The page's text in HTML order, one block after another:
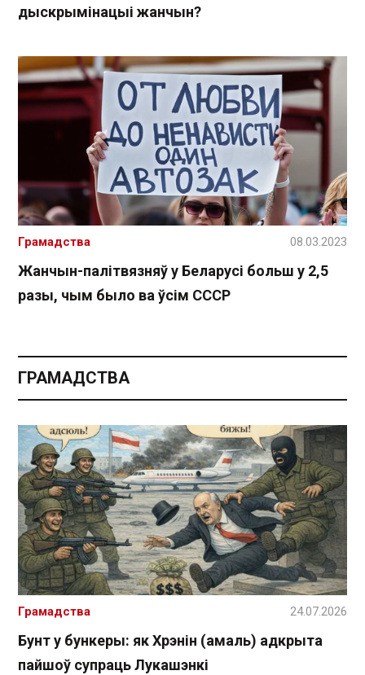
дыскрымінацыі жанчын?
Жанчын-палітвязняў у Беларусі больш у 2,5
разы, чым было ва ўсім СССР
Грамадства 08.03.2023
ГРАМАДСТВА
Бунт у бункеры: як Хрэнін (амаль) адкрыта
пайшоў супраць Лукашэнкі
Грамадства 24.07.2026